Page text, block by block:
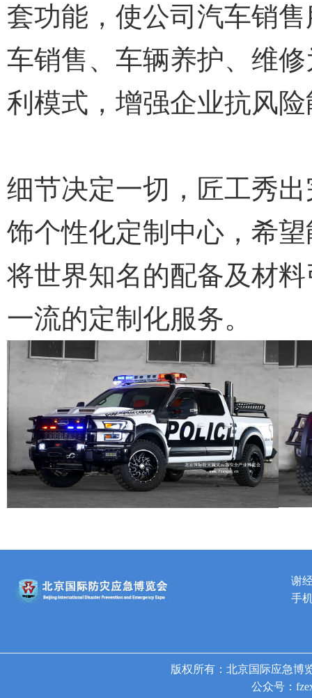
套功能，使公司汽车销
车销售、车辆养护、维
利模式，增强企业抗风
细节决定一切，匠工秀
饰个性化定制中心，希
将世界知名的配备及材
一流的定制化服务。
谢
手
版权所有：北京国际应急博
公众号：